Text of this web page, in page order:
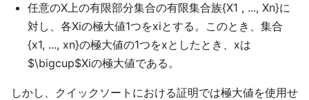
任意のX上の有限部分集合の有限集合族{X1 , ..., Xn}に
対し、各Xiの極大値1つをxiとする。このとき、集合
{x1, ..., xn}の極大値の1つをxとしたとき、xは
$\bigcup$Xiの極大値である。
しかし、クイックソートにおける証明では極大値を使用せ